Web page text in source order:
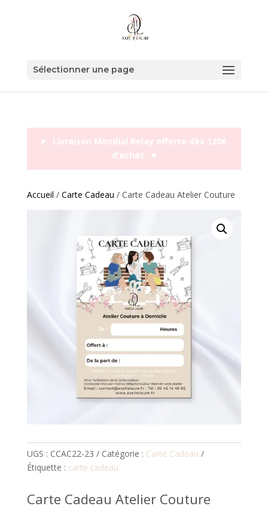
Sélectionner une page
♥︎ Livraison Mondial Relay offerte dès 120€
d’achat ♥︎
Accueil / Carte Cadeau / Carte Cadeau Atelier Couture
UGS : CCAC22-23 Catégorie : Carte Cadeau
Étiquette : carte cadeau
Carte Cadeau Atelier Couture